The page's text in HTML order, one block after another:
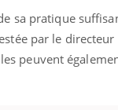
sa pratique
par le
peuvent